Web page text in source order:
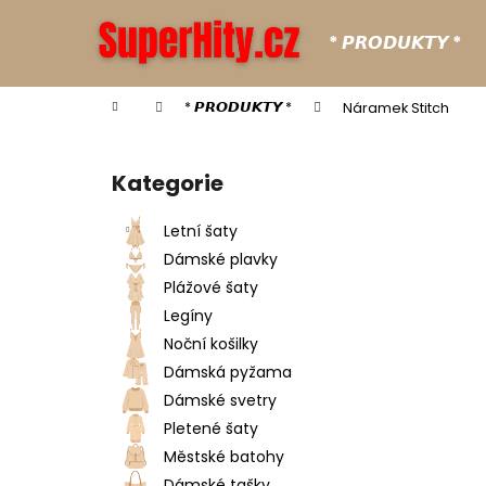
* 𝙋𝙍𝙊𝘿𝙐𝙆𝙏𝙔 *
Domů * 𝙋𝙍𝙊𝘿𝙐𝙆𝙏𝙔 * Náramek Stitch
Přeskočit
kategorie
Kategorie
Letní šaty
Dámské plavky
Plážové šaty
Legíny
Noční košilky
Dámská pyžama
Dámské svetry
Pletené šaty
Městské batohy
í
Zpět
do
Zpět
do